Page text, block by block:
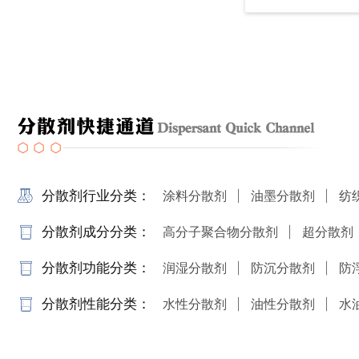
分散剂行业分类： 涂料分散剂 油墨分散剂 纺
分散剂成分分类： 高分子聚合物分散剂 超分散剂
分散剂功能分类： 润湿分散剂 防沉分散剂 防
分散剂性能分类： 水性分散剂 油性分散剂 水